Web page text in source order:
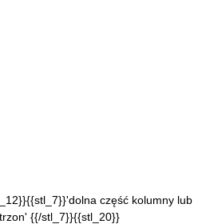
część kolumny lub
{{/stl_7}}{{stl_20}}